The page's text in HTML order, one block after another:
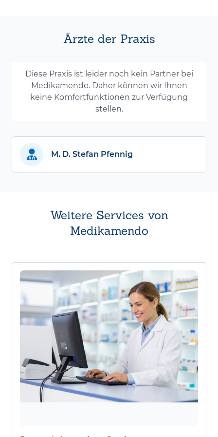
Ärzte der Praxis
Diese Praxis ist leider noch kein Partner bei
Medikamendo. Daher können wir Ihnen
keine Komfortfunktionen zur Verfügung
stellen.
M. D. Stefan Pfennig
Weitere Services von
Medikamendo